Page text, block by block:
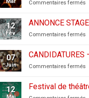
Commentaires fermés
–
12
Fév
ANNONCE
Commentaires fermés
07
Juin
CANDIDATURES
Commentaires fermés
12
Mai
Festival de